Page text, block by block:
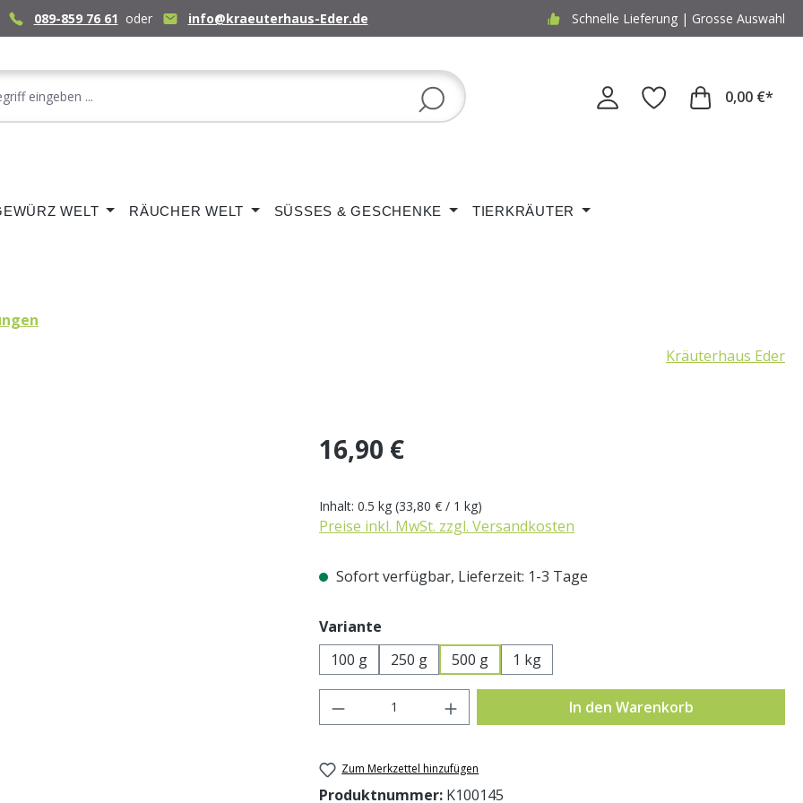
089-859 76 61 oder info@kraeuterhaus-Eder.de Schnelle Lieferung | Grosse Auswahl
0,00 €*
WELT RÄUCHER WELT SÜSSES & GESCHENKE TIERKRÄUTER
Kräuterhaus Eder
Regulärer Preis:
16,90 €
Inhalt: 0.5 kg (33,80 € / 1 kg)
Preise inkl. MwSt. zzgl. Versandkosten
Sofort verfügbar, Lieferzeit: 1-3 Tage
Variante
100 g
250 g 500 g 1 kg
Produkt Anzahl: Gib den gewünschten Wert
In den Warenkorb
Zum Merkzettel hinzufügen
Produktnummer: K100145